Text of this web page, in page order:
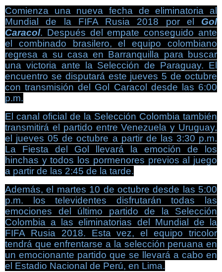
Comienza una nueva fecha de eliminatoria al
Mundial de la FIFA Rusia 2018 por el Gol
Caracol. Después del empate conseguido ante
el combinado brasilero, el equipo colombiano
regresa a su casa en Barranquilla para buscar
una victoria ante la Selección de Paraguay. El
encuentro se disputará este jueves 5 de octubre
con transmisión del Gol Caracol desde las 6:00
p.m.
El canal oficial de la Selección Colombia también
transmitirá el partido entre Venezuela y Uruguay,
el jueves 05 de octubre a partir de las 3:30 p.m.
La Fiesta del Gol llevará la emoción de los
hinchas y todos los pormenores previos al juego
a partir de las 2:45 de la tarde.
Además, el martes 10 de octubre desde las 5:00
p.m. los televidentes disfrutarán todas las
emociones del último partido de la Selección
Colombia a las eliminatorias del Mundial de la
FIFA Rusia 2018. Esta vez, el equipo tricolor
tendrá que enfrentarse a la selección peruana en
un emocionante partido que se llevará a cabo en
el Estadio Nacional de Perú, en Lima.